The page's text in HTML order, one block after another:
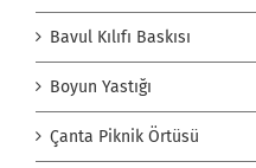
Bavul Kılıfı Baskısı
Boyun Yastığı
Çanta Piknik Örtüsü